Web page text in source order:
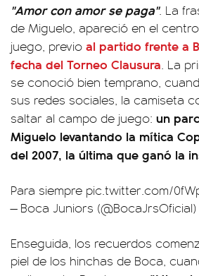
"Amor con amor se paga". La
de Miguelo, apareció en el
juego, previo al partido frente a
fecha del Torneo Clausura. La
se conoció bien temprano,
sus redes sociales, la camiseta
saltar al campo de juego: un
Miguelo levantando la mítica
del 2007, la última que ganó la
Para siempre pic.twitter.com/
— Boca Juniors (@BocaJrsOficial)
Enseguida, los recuerdos
piel de los hinchas de Boca,